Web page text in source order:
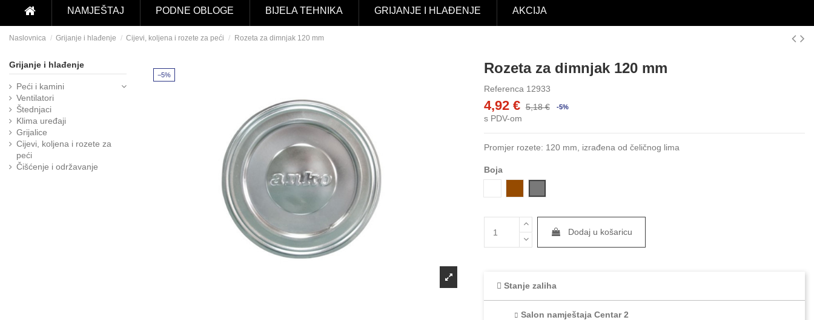
NAMJEŠTAJ PODNE OBLOGE BIJELA TEHNIKA GRIJANJE I HLAĐENJE AKCIJA
Naslovnica Grijanje i hlađenje Cijevi, koljena i rozete za peći Rozeta za dimnjak 120 mm
−5% Rozeta za dimnjak 120 mm
Referenca 12933
4,92 € 5,18 € -5%
s PDV-om
Promjer rozete: 120 mm, izrađena od čeličnog lima
Boja
Dodaj u košaricu
Stanje zaliha
Salon namještaja Centar 2
Grijanje i hlađenje
Peći i kamini
Ventilatori
Štednjaci
Klima uređaji
Grijalice
Cijevi, koljena i rozete za
peći
Čišćenje i održavanje